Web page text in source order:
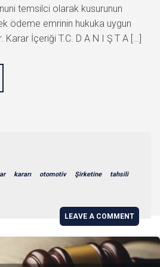
temsilci olarak kusurunun
ödeme emrinin hukuka uygun
İçeriği T.C. D A N I Ş T A […]
kararı otomotiv Şirketine tahsili
LEAVE A COMMENT